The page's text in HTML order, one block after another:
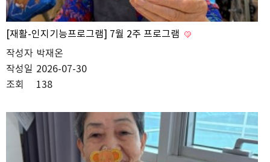
[재활-인지기능프로그램] 7월 2주 프로그램
작성자 박재온
작성일 2026-07-30
조회
138